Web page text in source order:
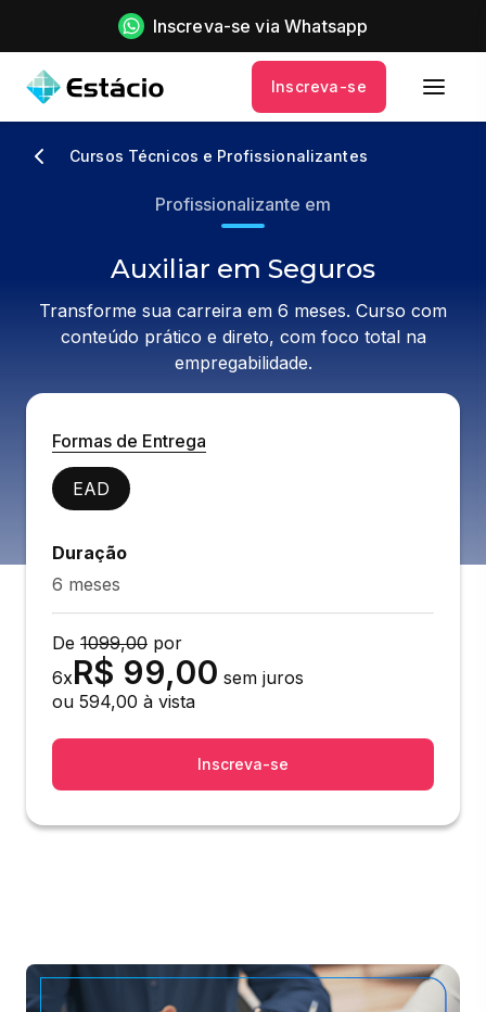
Inscreva-se via Whatsapp
Inscreva-se
Cursos Técnicos e Profissionalizantes
Profissionalizante em
Auxiliar em Seguros
Transforme sua carreira em 6 meses. Curso com
conteúdo prático e direto, com foco total na
empregabilidade.
Formas de Entrega
EAD
Duração
6 meses
De 1099,00 por
6xR$ 99,00 sem juros
ou 594,00 à vista
Inscreva-se